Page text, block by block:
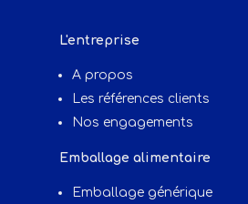
L'entreprise
A propos
Les références clients
Nos engagements
Emballage alimentaire
Emballage générique